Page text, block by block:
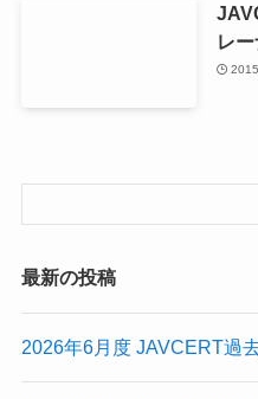
レ
最新の投稿
2026年6月度 JAVCERT過